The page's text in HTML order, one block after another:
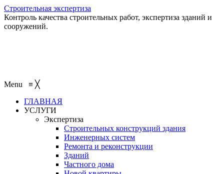
Строительная экспертиза
Контроль качества строительных работ, экспертиза зданий и
сооружений.
Menu ≡ ╳
ГЛАВНАЯ
УСЛУГИ
Экспертиза
Строительных конструкций здания
Инженерных систем
Ремонта и реконструкции
Зданий
Частного дома